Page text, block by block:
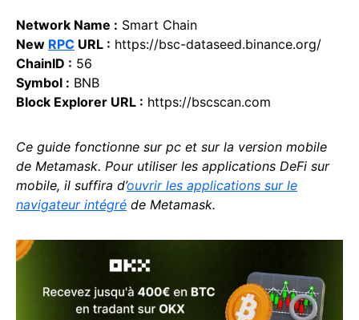
Network Name : Smart Chain
New RPC URL : https://bsc-dataseed.binance.org/
ChainID : 56
Symbol : BNB
Block Explorer URL : https://bscscan.com
Ce guide fonctionne sur pc et sur la version mobile
de Metamask. Pour utiliser les applications DeFi sur
mobile, il suffira d’ouvrir les applications sur le
navigateur intégré de Metamask.